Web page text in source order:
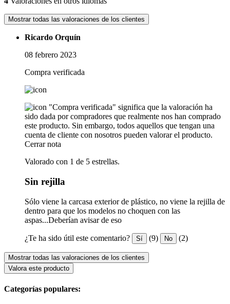
Mostrar todas las valoraciones de los clientes
Ricardo Orquín
08 febrero 2023
Compra verificada
"Compra verificada" significa que la valoración ha
sido dada por compradores que realmente nos han comprado
este producto. Sin embargo, todos aquellos que tengan una
cuenta de cliente con nosotros pueden valorar el producto.
Cerrar nota
Valorado con 1 de 5 estrellas.
Sin rejilla
Sólo viene la carcasa exterior de plástico, no viene la rejilla de
dentro para que los modelos no choquen con las
aspas...Deberían avisar de eso
¿Te ha sido útil este comentario? Sí (9) No (2)
Mostrar todas las valoraciones de los clientes
Valora este producto
Categorías populares: